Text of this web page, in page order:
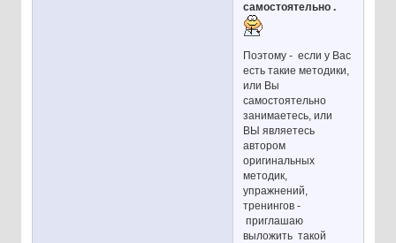
самостоятельно .
Поэтому - если у Вас
есть такие методики,
или Вы
самостоятельно
занимаетесь, или
ВЫ являетесь
автором
оригинальных
методик,
упражнений,
тренингов -
приглашаю
выложить такой